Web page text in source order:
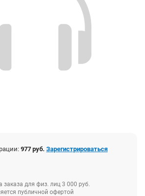
977 руб. Зарегистрироваться
для физ. лиц 3 000 руб.
публичной офертой